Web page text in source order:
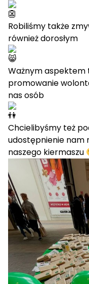
Robiliśmy także
również dorosłym
Ważnym aspektem
promowanie
nas osób
Chcielibyśmy też
udostępnienie nam
naszego kiermaszu